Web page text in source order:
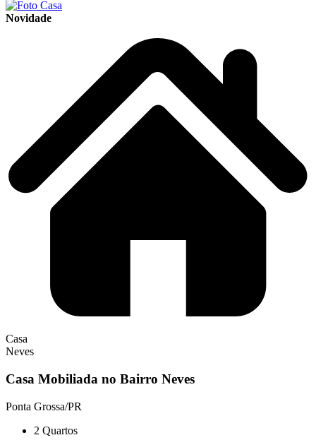
Novidade
Casa
Neves
Casa Mobiliada no Bairro Neves
Ponta Grossa/PR
2 Quartos